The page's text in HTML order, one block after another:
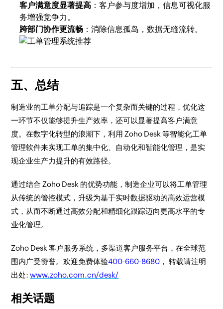
客户满意度显著提高 ：客户参与度增加，信息可视化服
务增强竞争力。
跨部门协作更流畅 ：消除信息孤岛，数据无缝流转。
五、总结
制造业的工单分配与追踪是一个复杂而关键的过程，优化这
一环节不仅能够提升生产效率，还可以显著提高客户满意
度。在数字化转型的浪潮下，利用 Zoho Desk 等智能化工单
管理软件来实现工单的集中化、自动化和智能化管理，是实
现企业生产力提升的有效路径。
通过结合 Zoho Desk 的优势功能，制造企业可以将工单管理
从传统的管控模式，升级为基于实时数据驱动的高效运营模
式，从而不断通过高效分配和精细化跟踪迈向更高水平的专
业化管理。
Zoho Desk 客户服务系统，多渠道客户服务平台，在全球范
围内广受赞誉。欢迎免费体验400-660-8680 ， 转载请注明
出处:www.zoho.com.cn/desk/
相关话题